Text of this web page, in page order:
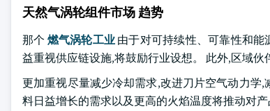
天然气涡轮组件市场 趋势
那个 燃气涡轮工业由于对可持续性、可靠性和
益重视供应链设施,将鼓励行业设想。 此外,区域
更加重视尽量减少冷却需求,改进刀片空气动力学
料日益增长的需求以及更高的火焰温度将推动对